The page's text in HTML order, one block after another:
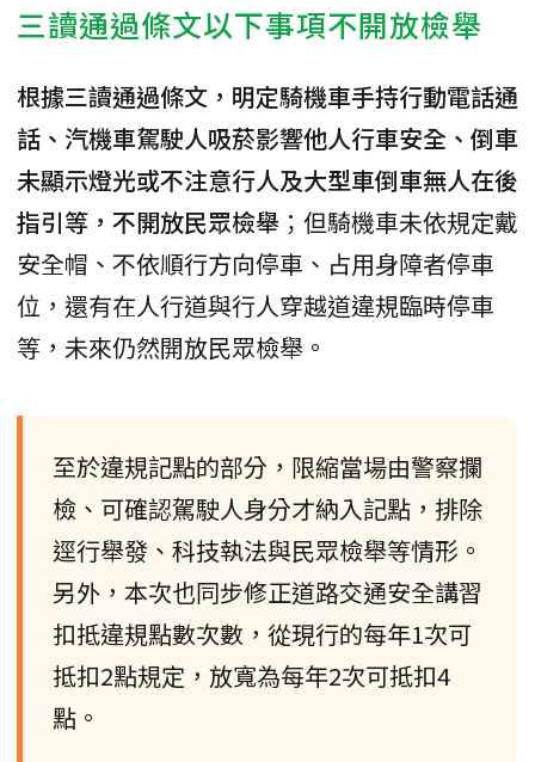
三讀通過條文以下事項不開放檢舉
根據三讀通過條文，明定騎機車手持行動電話通
話、汽機車駕駛人吸菸影響他人行車安全、倒車
未顯示燈光或不注意行人及大型車倒車無人在後
指引等，不開放民眾檢舉 ；但騎機車未依規定戴
安全帽、不依順行方向停車、占用身障者停車
位，還有在人行道與行人穿越道違規臨時停車
等，未來仍然開放民眾檢舉。
至於違規記點的部分，限縮當場由警察攔
檢、可確認駕駛人身分才納入記點，排除
逕行舉發、科技執法與民眾檢舉等情形。
另外，本次也同步修正道路交通安全講習
扣抵違規點數次數，從現行的每年1次可
抵扣2點規定，放寬為每年2次可抵扣4
點。